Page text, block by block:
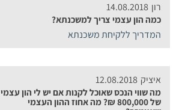
רון 14.08.2018
כמה הון עצמי צריך למשכנתא?
המדריך ללקיחת משכנתא
איציק 12.08.2018
מה שווי הנכס שאוכל לקנות אם יש לי הון עצמי
של 800,000 ₪? מה אחוז ההון העצמי